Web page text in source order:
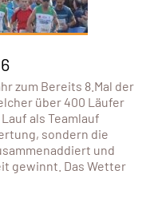
zum Bereits 8.Mal der
über 400 Läufer
als Teamlauf
sondern die
und
gewinnt. Das Wetter